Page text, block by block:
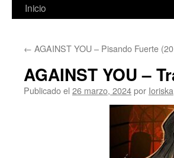
Inicio
← AGAINST YOU – Pisando Fuerte
AGAINST YOU –
Publicado el 26 marzo, 2024por Ioriska